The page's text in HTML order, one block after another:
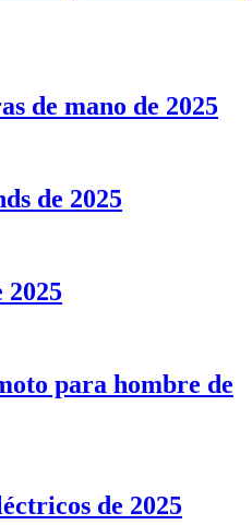
de mano de 2025
de 2025
2025
para hombre de
de 2025